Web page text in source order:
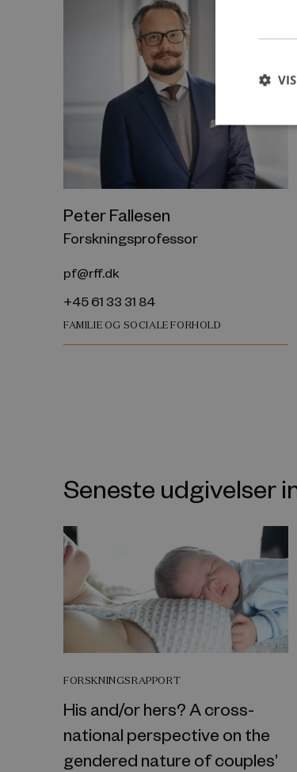
Peter Fallesen
Forskningsprofessor
pf@rff.dk
+45 61 33 31 84
FAMILIE OG SOCIALE FORHOLD
Seneste udgivelser
FORSKNINGSRAPPORT
His and/or hers? A cross-
national perspective on the
gendered nature of couples’